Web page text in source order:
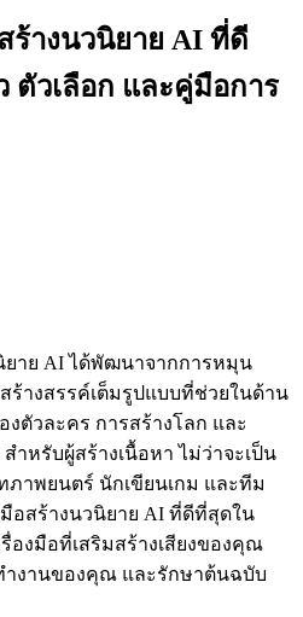
ร้างนวนิยาย AI ที่ดี
ตัวเลือก และคู่มือการ
าย AI ได้พัฒนาจากการหมุน
ร้างสรรค์เต็มรูปแบบที่ช่วยในด้าน
งตัวละคร การสร้างโลก และ
ำหรับผู้สร้างเนื้อหา ไม่ว่าจะเป็น
ภาพยนตร์ นักเขียนเกม และทีม
อสร้างนวนิยาย AI ที่ดีที่สุดใน
งมือที่เสริมสร้างเสียงของคุณ
ำงานของคุณ และรักษาต้นฉบับ